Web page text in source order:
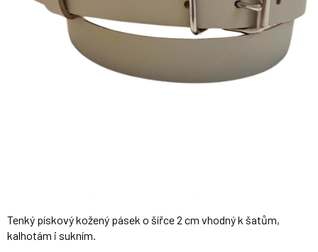
Tenký pískový kožený pásek o šířce 2 cm vhodný k šatům,
kalhotám i sukním.